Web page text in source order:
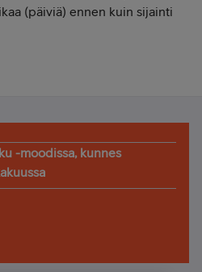
(päiviä) ennen kuin sijainti
-moodissa, kunnes